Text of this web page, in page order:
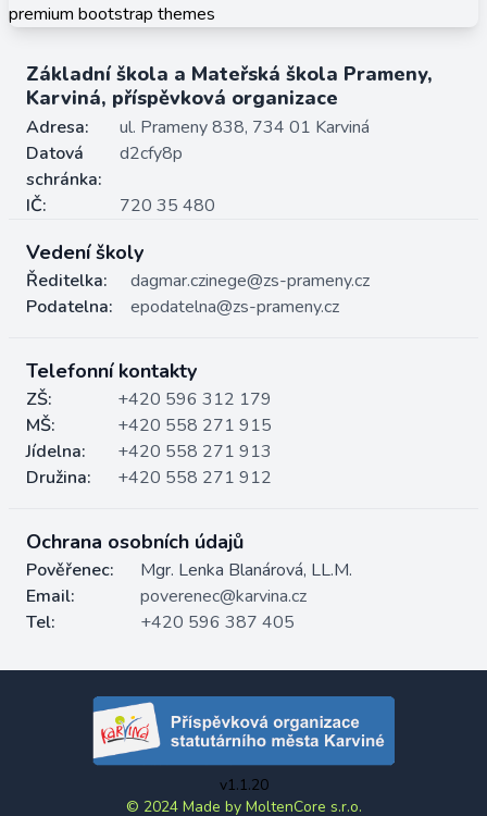
premium bootstrap themes
Základní škola a Mateřská škola Prameny,
Karviná, příspěvková organizace
Adresa:
ul. Prameny 838, 734 01 Karviná
Datová
schránka:
d2cfy8p
IČ: 720 35 480
Vedení školy
Ředitelka:
dagmar.czinege@zs-prameny.cz
Podatelna:
epodatelna@zs-prameny.cz
Telefonní kontakty
ZŠ:
+420 596 312 179
MŠ:
+420 558 271 915
Jídelna:
+420 558 271 913
Družina:
+420 558 271 912
Ochrana osobních údajů
Pověřenec:
Mgr. Lenka Blanárová, LL.M.
Email:
poverenec@karvina.cz
Tel:
+420 596 387 405
v1.1.20
© 2024 Made by MoltenCore s.r.o.